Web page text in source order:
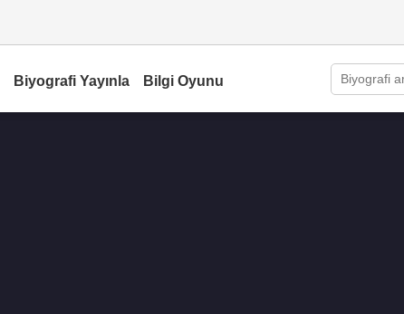
Biyografi Yayınla Bilgi Oyunu